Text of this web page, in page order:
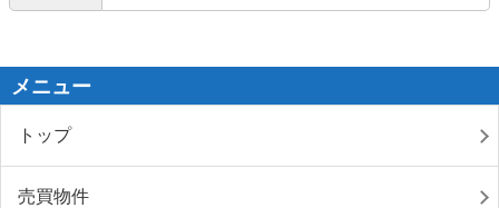
メニュー
トップ
売買物件